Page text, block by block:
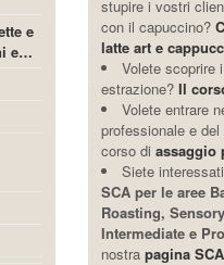
e
e…
stupire i vostri
con il capuccino?
latte art e
Volete scoprire
estrazione? Il
Volete entrare
professionale e
corso di assaggio
Siete
SCA per le aree
Roasting,
Intermediate e
nostra pagina SCA